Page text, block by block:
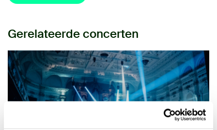
Gerelateerde concerten